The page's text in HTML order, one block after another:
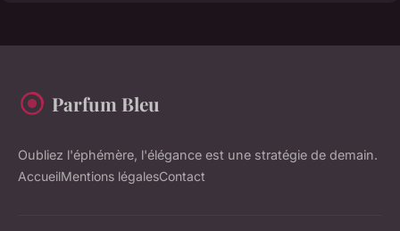
Parfum Bleu
Oubliez l'éphémère, l'élégance est une stratégie de demain.
AccueilMentions légalesContact